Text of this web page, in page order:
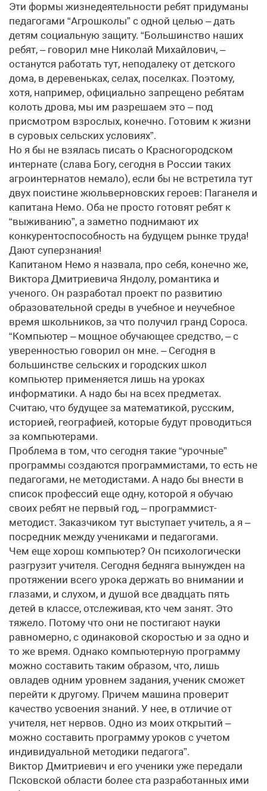
Эти формы жизнедеятельности ребят придуманы
педагогами “Агрошколы” с одной целью – дать
детям социальную защиту. “Большинство наших
ребят, – говорил мне Николай Михайлович, –
останутся работать тут, неподалеку от детского
дома, в деревеньках, селах, поселках. Поэтому,
хотя, например, официально запрещено ребятам
колоть дрова, мы им разрешаем это – под
присмотром взрослых, конечно. Готовим к жизни
в суровых сельских условиях”.
Но я бы не взялась писать о Красногородском
интернате (слава Богу, сегодня в России таких
агроинтернатов немало), если бы не встретила тут
двух поистине жюльверновских героев: Паганеля и
капитана Немо. Оба не просто готовят ребят к
“выживанию”, а заметно поднимают их
конкурентоспособность на будущем рынке труда!
Дают суперзнания!
Капитаном Немо я назвала, про себя, конечно же,
Виктора Дмитриевича Яндолу, романтика и
ученого. Он разработал проект по развитию
образовательной среды в учебное и неучебное
время школьников, за что получил гранд Сороса.
“Компьютер – мощное обучающее средство, – с
уверенностью говорил он мне. – Сегодня в
большинстве сельских и городских школ
компьютер применяется лишь на уроках
информатики. А надо бы на всех предметах.
Считаю, что будущее за математикой, русским,
историей, географией, которые будут проводиться
за компьютерами.
Проблема в том, что сегодня такие “урочные”
программы создаются программистами, то есть не
педагогами, не методистами. А надо бы внести в
список профессий еще одну, которой я обучаю
своих ребят не первый год, – программист-
методист. Заказчиком тут выступает учитель, а я –
посредник между учениками и педагогами.
Чем еще хорош компьютер? Он психологически
разгрузит учителя. Сегодня бедняга вынужден на
протяжении всего урока держать во внимании и
глазами, и слухом, и душой все двадцать пять
детей в классе, отслеживая, кто чем занят. Это
тяжело. Потому что они не постигают науки
равномерно, с одинаковой скоростью и за одно и
то же время. Однако компьютерную программу
можно составить таким образом, что, лишь
овладев одним уровнем задания, ученик сможет
перейти к другому. Причем машина проверит
качество усвоения знаний. У нее, в отличие от
учителя, нет нервов. Одно из моих открытий –
можно составить программу уроков с учетом
индивидуальной методики педагога”.
Виктор Дмитриевич и его ученики уже передали
Псковской области более ста разработанных ими